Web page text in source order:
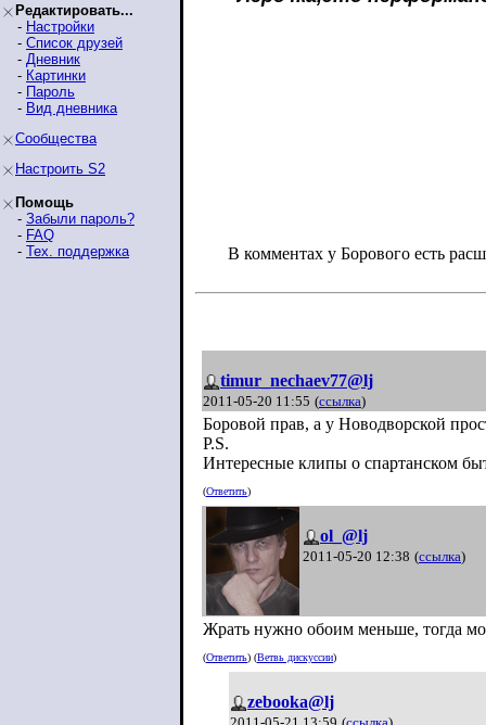
Редактировать...
- Настройки
- Список друзей
- Дневник
- Картинки
- Пароль
- Вид дневника
Сообщества
Настроить S2
Помощь
- Забыли пароль?
- FAQ
- Тех. поддержка В комментах у Борового есть
timur_nechaev77@lj
2011-05-20 11:55 (ссылка)
Боровой прав, а у Новодворской
P.S.
Интересные клипы о спартанском
(Ответить)
ol_@lj
2011-05-20 12:38 (ссылка)
Жрать нужно обоим меньше, тогда
(Ответить) (Ветвь дискуссии)
zebooka@lj